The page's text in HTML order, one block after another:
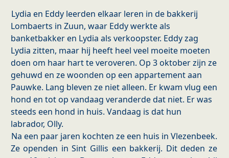
Lydia en Eddy leerden elkaar leren in de bakkerij
Lombaerts in Zuun, waar Eddy werkte als
banketbakker en Lydia als verkoopster. Eddy zag
Lydia zitten, maar hij heeft heel veel moeite moeten
doen om haar hart te veroveren. Op 3 oktober zijn ze
gehuwd en ze woonden op een appartement aan
Pauwke. Lang bleven ze niet alleen. Er kwam vlug een
hond en tot op vandaag veranderde dat niet. Er was
steeds een hond in huis. Vandaag is dat hun
labrador, Olly.
Na een paar jaren kochten ze een huis in Vlezenbeek.
Ze openden in Sint Gillis een bakkerij. Dit deden ze